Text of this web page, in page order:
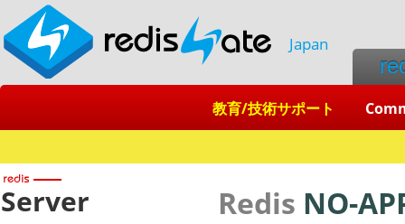
Japan
教育/技術サポート
Server Redis NO-